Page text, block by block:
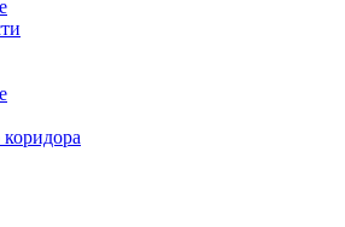
коридора